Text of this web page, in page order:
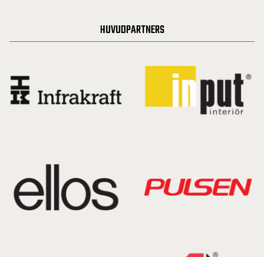
HUVUDPARTNERS